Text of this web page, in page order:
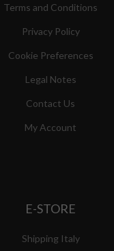
Terms and Conditions
Privacy Policy
Cookie Preferences
Legal Notes
Contact Us
My Account
E-STORE
Shipping Italy